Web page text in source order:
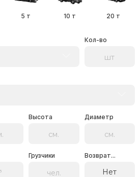
5 т 10 т 20 т
Кол-во
Высота Диаметр
Грузчики Возврат...
Нет